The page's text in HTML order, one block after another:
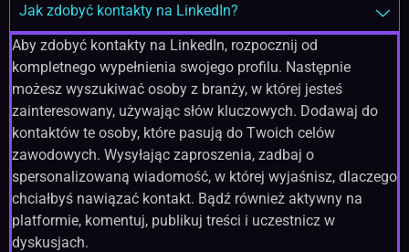
Jak zdobyć kontakty na LinkedIn?
Aby zdobyć kontakty na LinkedIn, rozpocznij od
kompletnego wypełnienia swojego profilu. Następnie
możesz wyszukiwać osoby z branży, w której jesteś
zainteresowany, używając słów kluczowych. Dodawaj do
kontaktów te osoby, które pasują do Twoich celów
zawodowych. Wysyłając zaproszenia, zadbaj o
spersonalizowaną wiadomość, w której wyjaśnisz, dlaczego
chciałbyś nawiązać kontakt. Bądź również aktywny na
platformie, komentuj, publikuj treści i uczestnicz w
dyskusjach.